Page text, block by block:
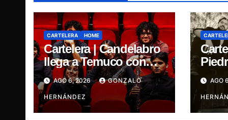
CARTELERA HOME
Cartelera | Candelabro
llega a Temuco con
una noche cargada de
indie
AGO 6, 2026 GONZALO
HERNÁNDEZ
René
AGO